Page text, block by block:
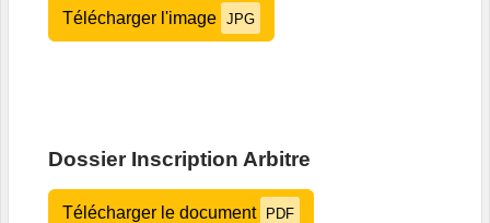
Télécharger l'image JPG
Dossier Inscription Arbitre
Télécharger le document PDF